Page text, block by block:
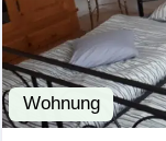
Wohnung